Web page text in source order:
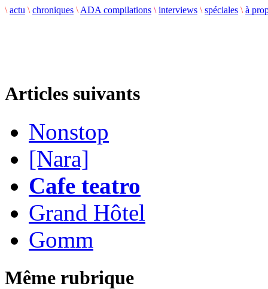
\ actu \ chroniques \ ADA compilations \ interviews \ spéciales \ à
Articles suivants
Nonstop
[Nara]
Cafe teatro
Grand Hôtel
Gomm
Même rubrique